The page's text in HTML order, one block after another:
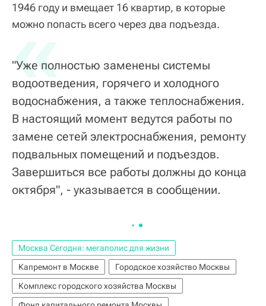
1946 году и вмещает 16 квартир, в которые
можно попасть всего через два подъезда.
«
"Уже полностью заменены системы
водоотведения, горячего и холодного
водоснабжения, а также теплоснабжения.
В настоящий момент ведутся работы по
замене сетей электроснабжения, ремонту
подвальных помещений и подъездов.
Завершиться все работы должны до конца
октября", - указывается в сообщении.
Москва Сегодня: мегаполис для жизни
Капремонт в Москве
Городское хозяйство Москвы
Комплекс городского хозяйства Москвы